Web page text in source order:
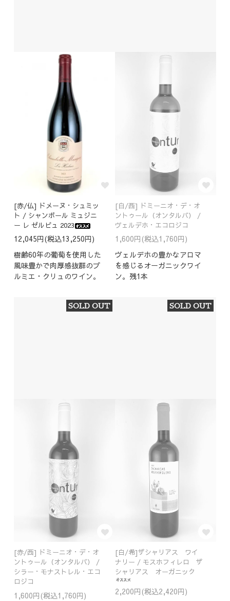
[赤/仏] ドメーヌ・シュミッ
ト / シャンボール ミュジニ
ー レ ゼルビュ 2023
12,045円(税込13,250円)
樹齢60年の葡萄を使用した
風味豊かで肉厚感抜群のプ
ルミエ・クリュのワイン。
[白/西] ドミーニオ・デ・オ
ントゥール（オンタルバ） /
ヴェルデホ・エコロジコ
1,600円(税込1,760円)
ヴェルデホの豊かなアロマ
を感じるオーガニックワイ
ン。残1本
SOLD OUT
[赤/西] ドミーニオ・デ・オ
ントゥール（オンタルバ） /
シラー・モナストレル・エコ
ロジコ
1,600円(税込1,760円)
SOLD OUT
[白/希]ザシャリアス ワイ
ナリー / モスホフィレロ ザ
シャリアス オーガニック
2,200円(税込2,420円)